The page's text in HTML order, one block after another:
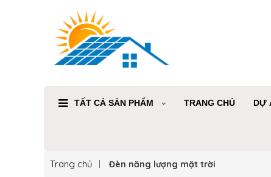
TẤT CẢ SẢN PHẨM TRANG CHỦ DỰ
Trang chủ Đèn năng lượng mặt trời